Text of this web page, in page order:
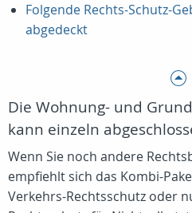
Folgende Rechts-Schutz-
abgedeckt
Die Wohnung- und
kann einzeln
Wenn Sie noch andere
empfiehlt sich das Kombi-
Verkehrs-Rechtsschutz oder